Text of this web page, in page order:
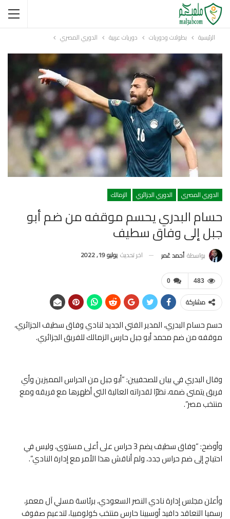
الرئيسية بطولات ودوريات دوريات عربية الدوري المصري
الدوري المصري الدوري الجزائري الزمالك
حسام البدري يحسم موقفه من ضم أبو
جبل إلى وفاق سطيف
بواسطة أحمد عُمر اخر تحديث يوليو 19, 2022
0 483
مشاركة
حسم حسام البدري، المدير الفني الجديد لنادي وفاق سطيف الجزائري،
موقفه من ضم محمد أبو جبل حارس الزمالك للفريق الجزائري.
وقال البدري في بيان للصحفيين: “أبو جبل من الحراس المميزين وأي
فريق يتمنى ضمه، نظرًا لقدراته العالية التي أظهرها مع فريقه ومع
منتخب مصر”.
وأوضح: “وفاق سطيف يضم 3 حراس على أعلى مستوى، وليس في
احتياج إلى ضم حراس جدد، ولم أناقش هذا الأمر مع إدارة النادي”.
وأعلن مجلس إدارة نادي النصر السعودي، برئاسة مسلي آل معمر،
رسميا التعاقد دافيد أوسبينا حارس منتخب كولومبيا، لتدعيم صفوف